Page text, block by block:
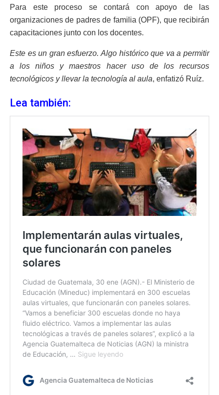
Para este proceso se contará con apoyo de las
organizaciones de padres de familia (OPF), que recibirán
capacitaciones junto con los docentes.
Este es un gran esfuerzo. Algo histórico que va a permitir
a los niños y maestros hacer uso de los recursos
tecnológicos y llevar la tecnología al aula, enfatizó Ruíz.
Lea también: